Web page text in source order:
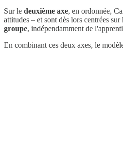
Sur le deuxième axe, en ordonnée,
attitudes – et sont dès lors centrées sur
groupe, indépendamment de
En combinant ces deux axes, le